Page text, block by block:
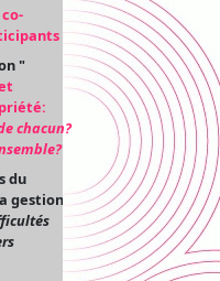
"
chacun?
"
du
gestion